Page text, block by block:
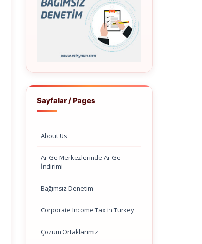
Sayfalar / Pages
About Us
Ar-Ge Merkezlerinde Ar-Ge
İndirimi
Bağımsız Denetim
Corporate Income Tax in Turkey
Çözüm Ortaklarımız